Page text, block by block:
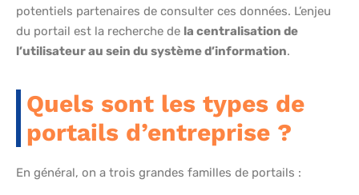
potentiels partenaires de consulter ces données. L’enjeu
du portail est la recherche de la centralisation de
l’utilisateur au sein du système d’information.
Quels sont les types de
portails d’entreprise ?
En général, on a trois grandes familles de portails :